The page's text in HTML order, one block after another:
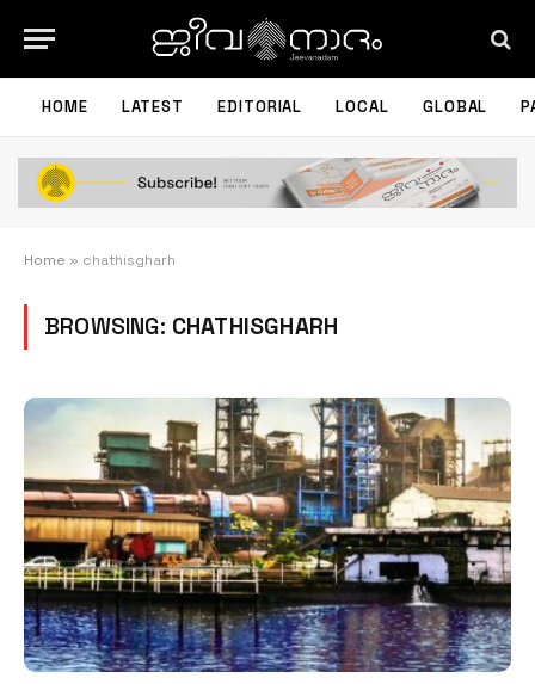
HOME LATEST EDITORIAL LOCAL GLOBAL
Home » chathisgharh
BROWSING: CHATHISGHARH